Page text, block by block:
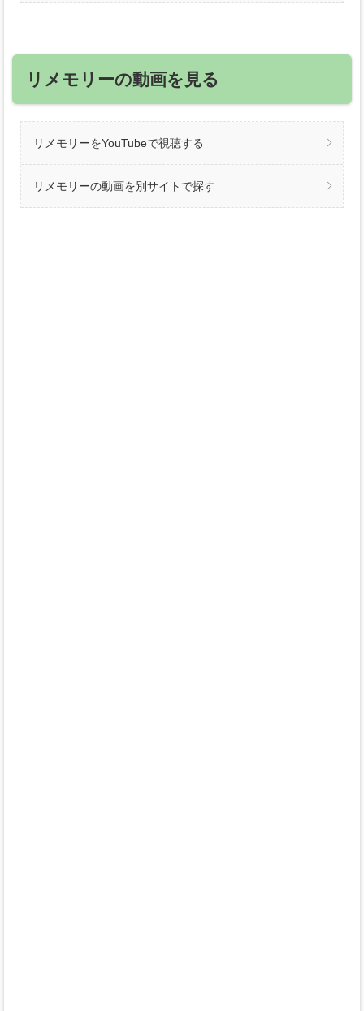
リメモリーの動画を見る
リメモリーをYouTubeで視聴する
リメモリーの動画を別サイトで探す